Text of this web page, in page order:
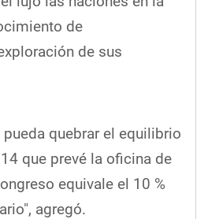
de
de sus
quebrar el equilibrio
que prevé la oficina de
equivale el 10 %
agregó.